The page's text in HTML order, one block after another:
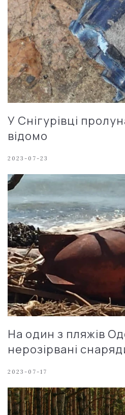
У Снігурівці
відомо
2023-07-23
На один з пляжів
нерозірвані
2023-07-17